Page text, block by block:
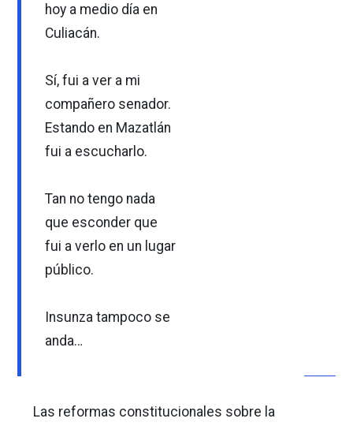
hoy a medio día en
Culiacán.
Sí, fui a ver a mi
compañero senador.
Estando en Mazatlán
fui a escucharlo.
Tan no tengo nada
que esconder que
fui a verlo en un lugar
público.
Insunza tampoco se
anda…
Las reformas constitucionales sobre la